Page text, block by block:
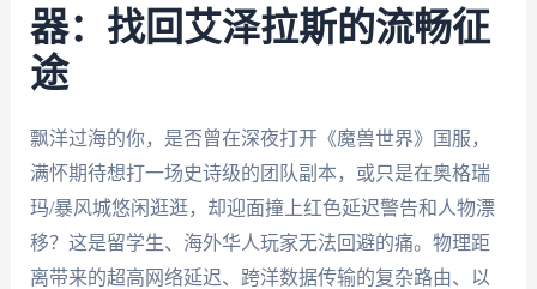
器：找回艾泽拉斯的流畅征
途
飘洋过海的你，是否曾在深夜打开《魔兽世界》国服，
满怀期待想打一场史诗级的团队副本，或只是在奥格瑞
玛/暴风城悠闲逛逛，却迎面撞上红色延迟警告和人物漂
移？这是留学生、海外华人玩家无法回避的痛。物理距
离带来的超高网络延迟、跨洋数据传输的复杂路由、以